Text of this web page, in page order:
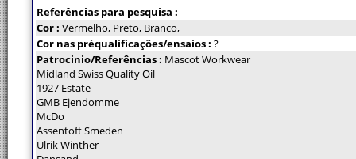
Referências para pesquisa :
Cor : Vermelho, Preto, Branco,
Cor nas préqualificações/ensaios : ?
Patrocinio/Referências : Mascot Workwear
Midland Swiss Quality Oil
1927 Estate
GMB Ejendomme
McDo
Assentoft Smeden
Ulrik Winther